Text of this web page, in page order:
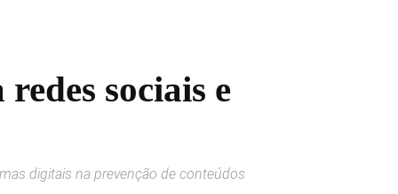
sociais e
digitais na prevenção de conteúdos